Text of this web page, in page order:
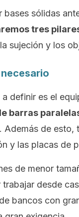
bases sólidas
tres
sujeción y los
a definir es el
barras
. Además de esto,
y las placas de
de menor
desde
bancos con